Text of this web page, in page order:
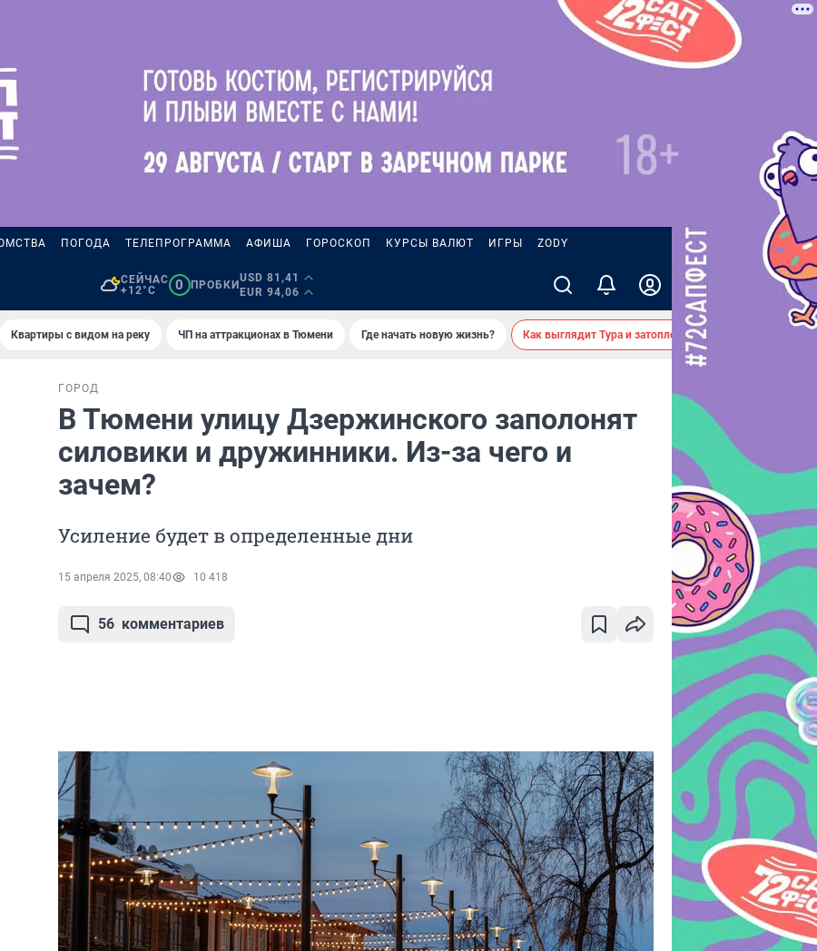
ПОГОДА ТЕЛЕПРОГРАММА АФИША ГОРОСКОП КУРСЫ ВАЛЮТ ИГРЫ ZODY
СЕЙЧАС
+12°C
0 ПРОБКИ
USD 81,41
EUR 94,06
Квартиры с видом на реку ЧП на аттракционах в Тюмени Где начать новую жизнь? Как выглядит Тура и затопленные берега — вид с реки
ГОРОД
В Тюмени улицу Дзержинского заполонят
силовики и дружинники. Из-за чего и
зачем?
Усиление будет в определенные дни
15 апреля 2025, 08:40 10 418
56 комментариев